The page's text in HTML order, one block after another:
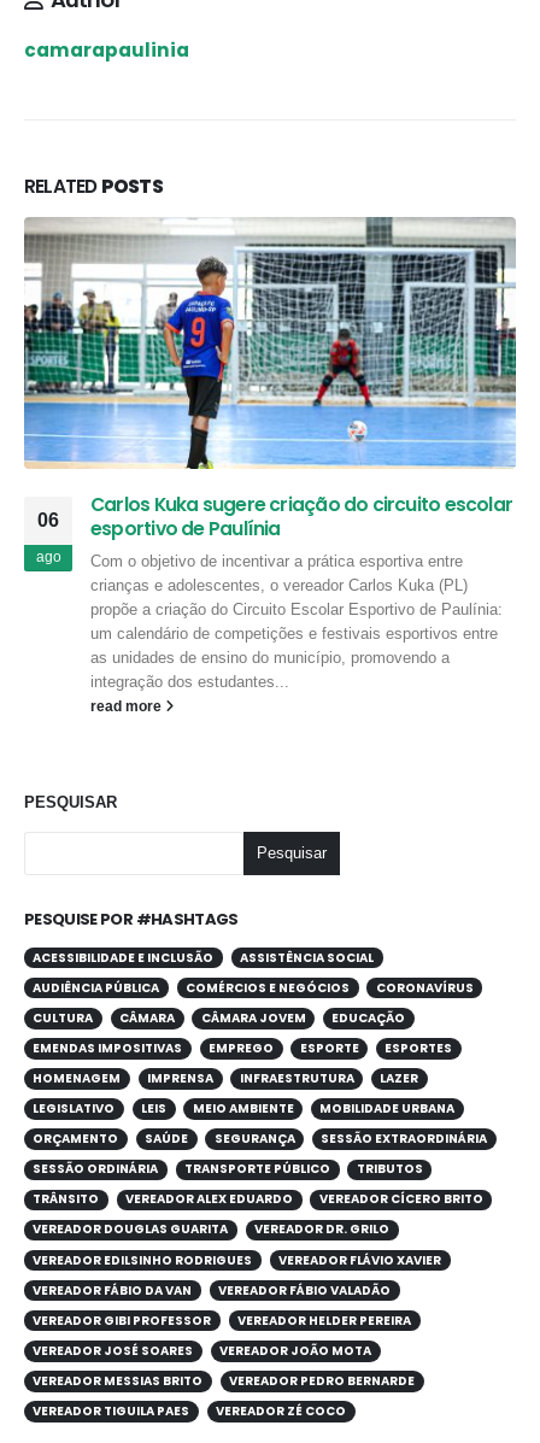
camarapaulinia
RELATEDPOSTS
06
ago
Carlos Kuka sugere criação do circuito escolar
esportivo de Paulínia
Com o objetivo de incentivar a prática esportiva entre
crianças e adolescentes, o vereador Carlos Kuka (PL)
propõe a criação do Circuito Escolar Esportivo de Paulínia:
um calendário de competições e festivais esportivos entre
as unidades de ensino do município, promovendo a
integração dos estudantes...
read more
PESQUISAR
Pesquisar
PESQUISE POR #HASHTAGS
ACESSIBILIDADE E INCLUSÃO
ASSISTÊNCIA SOCIAL
AUDIÊNCIA PÚBLICA
COMÉRCIOS E NEGÓCIOS
CORONAVÍRUS
CULTURA
CÂMARA CÂMARA JOVEM
EDUCAÇÃO
EMENDAS IMPOSITIVAS
EMPREGO ESPORTE
ESPORTES
HOMENAGEM
IMPRENSA INFRAESTRUTURA
LAZER
LEGISLATIVO
LEIS MEIO AMBIENTE
MOBILIDADE URBANA
ORÇAMENTO
SAÚDE SEGURANÇA
SESSÃO EXTRAORDINÁRIA
SESSÃO ORDINÁRIA
TRANSPORTE PÚBLICO
TRIBUTOS
TRÂNSITO
VEREADOR ALEX EDUARDO
VEREADOR CÍCERO BRITO
VEREADOR DOUGLAS GUARITA
VEREADOR DR. GRILO
VEREADOR EDILSINHO RODRIGUES
VEREADOR FLÁVIO XAVIER
VEREADOR FÁBIO DA VAN
VEREADOR FÁBIO VALADÃO
VEREADOR GIBI PROFESSOR
VEREADOR HELDER PEREIRA
VEREADOR JOSÉ SOARES
VEREADOR JOÃO MOTA
VEREADOR MESSIAS BRITO
VEREADOR PEDRO BERNARDE
VEREADOR TIGUILA PAES
VEREADOR ZÉ COCO